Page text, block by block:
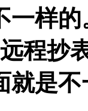
一样的
程抄
就是